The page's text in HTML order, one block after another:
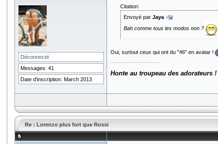
Déconnecté
Messages: 41
Date d'inscription: March 2013
Citation:
Envoyé par Jaya
Bah comme tous les modos non ?
Oui, surtout ceux qui ont du "46" en avatar !
Honte au troupeau des adorateurs !
Re : Lorenzo plus fort que Rossi